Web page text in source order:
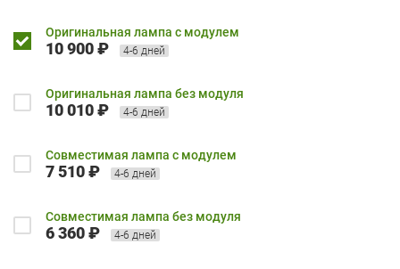
Оригинальная лампа с модулем
10 900 ₽ 4-6 дней
Оригинальная лампа без модуля
10 010 ₽ 4-6 дней
Совместимая лампа с модулем
7 510 ₽ 4-6 дней
Совместимая лампа без модуля
6 360 ₽ 4-6 дней